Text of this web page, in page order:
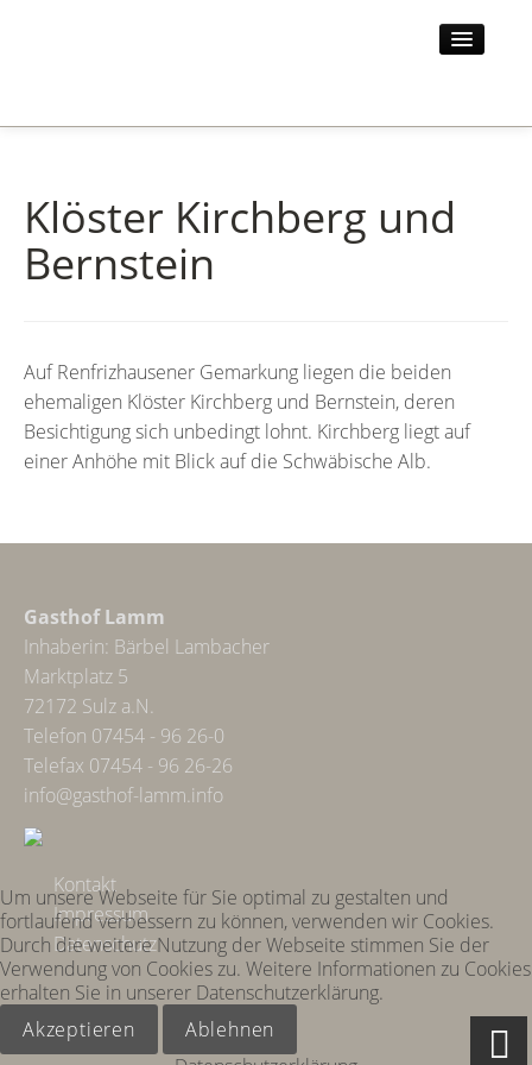
UMGEBUNG
Klöster Kirchberg und
Bernstein
Auf Renfrizhausener Gemarkung liegen die beiden
ehemaligen Klöster Kirchberg und Bernstein, deren
Besichtigung sich unbedingt lohnt. Kirchberg liegt auf
einer Anhöhe mit Blick auf die Schwäbische Alb.
Gasthof Lamm
Inhaberin: Bärbel Lambacher
Marktplatz 5
72172 Sulz a.N.
Telefon 07454 - 96 26-0
Telefax 07454 - 96 26-26
info@gasthof-lamm.info
Kontakt
Impressum
Datenschutz
Um unsere Webseite für Sie optimal zu gestalten und
fortlaufend verbessern zu können, verwenden wir Cookies.
Durch die weitere Nutzung der Webseite stimmen Sie der
Verwendung von Cookies zu. Weitere Informationen zu Cookies
erhalten Sie in unserer Datenschutzerklärung.
Akzeptieren
Ablehnen